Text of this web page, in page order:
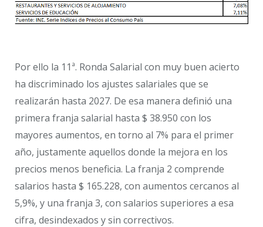
Por ello la 11ª. Ronda Salarial con muy buen acierto
ha discriminado los ajustes salariales que se
realizarán hasta 2027. De esa manera definió una
primera franja salarial hasta $ 38.950 con los
mayores aumentos, en torno al 7% para el primer
año, justamente aquellos donde la mejora en los
precios menos beneficia. La franja 2 comprende
salarios hasta $ 165.228, con aumentos cercanos al
5,9%, y una franja 3, con salarios superiores a esa
cifra, desindexados y sin correctivos.